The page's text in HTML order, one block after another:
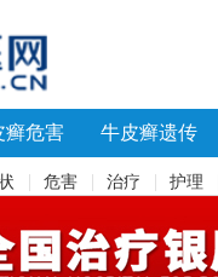
癣危害 牛皮癣遗传
危害 治疗 护理